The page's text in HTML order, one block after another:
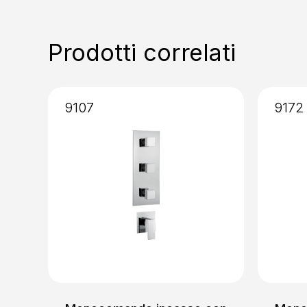
Prodotti correlati
9107 9172